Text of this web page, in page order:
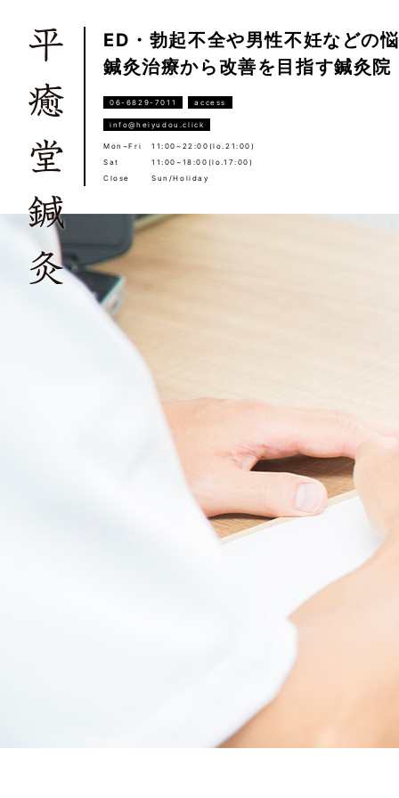
ED・勃起不全や男性不妊などの
鍼灸治療から改善を目指す鍼灸院
06-6829-7011 access
info@heiyudou.click
Mon~Fri
11:00~22:00(lo.21:00)
Sat
11:00~18:00(lo.17:00)
Close
Sun/Holiday